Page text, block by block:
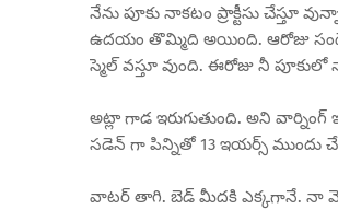
నేను పూకు నాకటం ప్రాక్టీసు చేస్తూ
ఉదయం తొమ్మిది అయింది. ఆరోజు
స్మెల్ వస్తూ వుంది. ఈరోజు నీ
అట్లా గాడ ఇరుగుతుంది. అని
సడెన్ గా పిన్నితో 13 ఇయర్స్ ముందు
వాటర్ తాగి. బెడ్ మీదకి ఎక్కగానే. నా